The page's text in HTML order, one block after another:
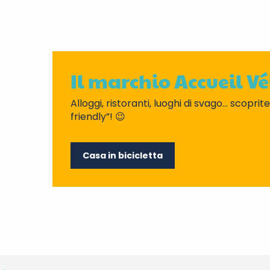
Il marchio Accueil
Alloggi, ristoranti, luoghi di svago…
friendly”! 😉
Casa in bicicletta